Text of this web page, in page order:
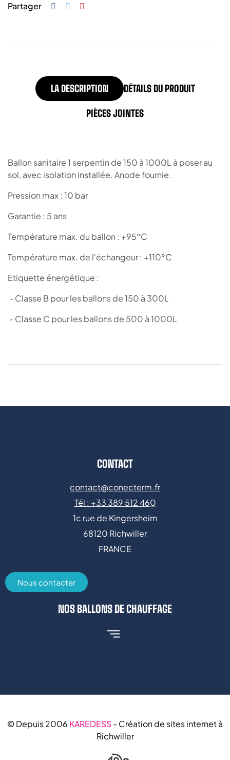
Partager
LA DESCRIPTION DÉTAILS DU PRODUIT
PIÈCES JOINTES
Ballon sanitaire 1 serpentin de 150 à 1000L à poser au
sol, avec isolation installée. Anode fournie.
Pression max : 10 bar
Garantie : 5 ans
Température max. du ballon : +95°C
Température max. de l'échangeur : +110°C
Etiquette énergétique :
- Classe B pour les ballons de 150 à 300L
- Classe C pour les ballons de 500 à 1000L
CONTACT
contact@conecterm.fr
Tél : +33 389 512 460
1c rue de Kingersheim
68120 Richwiller
FRANCE
Nous contacter
NOS BALLONS DE CHAUFFAGE
© Depuis 2006 KAREDESS- Création de sites internet à
Richwiller